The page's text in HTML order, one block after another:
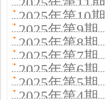
2025年第10期
2025年第9期
2025年第8期
2025年第7期
2025年第6期
2025年第5期
2025年第4期